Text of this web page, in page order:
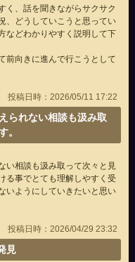
く、話を聞きながらサクサク
、どうしていこうと思ってい
などわかりやすく説明して下
前向きに進んで行こうとして
投稿日時：2026/05/11 17:22
られない相談も汲み取
。
い相談も汲み取って次々と見
る事でとても理解しやすく受
いようにしていきたいと思い
投稿日時：2026/04/29 23:32
見